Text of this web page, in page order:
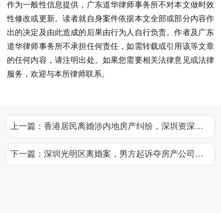
作为一般性信息提供，广东道华律师事务所不对本文做时效
性修改或更新。读者就自身案件依据本文全部或部分内容作
出的决定及由此造成的后果由行为人自行负责。作者及广东
道华律师事务所不承担任何责任，如需转载或引用该等文章
的任何内容，请注明出处。如果您需要相关法律意见或法律
服务，欢迎与本所律师联系。
上一篇： 香港居民离婚涉内地房产纠纷，深圳资深跨境离婚财产分割律师专业
下一篇： 深圳光明区离婚案，男方起诉夺房产公司股权，深圳资深离婚律师唐